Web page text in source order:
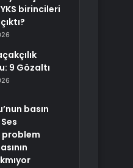
birincileri
9 Gözaltı
basın